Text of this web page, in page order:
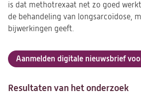
is dat methotrexaat net zo goed
de behandeling van longsarcoïdose,
bijwerkingen geeft.
Aanmelden digitale nieuwsbrief
(opent
nieuwe
Resultaten van het onderzoek